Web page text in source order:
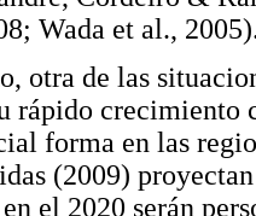
Wada et al.,
otra de las
rápido
forma en las
(2009)
el 2020 serán